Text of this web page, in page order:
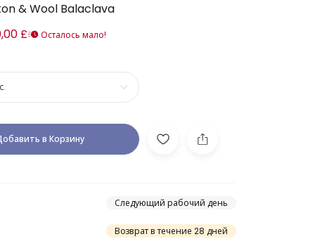
& Wool Balaclava
£
Осталось мало!
в Корзину
Следующий рабочий день
Возврат в течение 28 дней